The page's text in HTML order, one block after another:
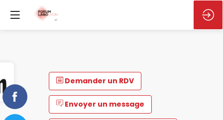
Demander un RDV
Envoyer un message